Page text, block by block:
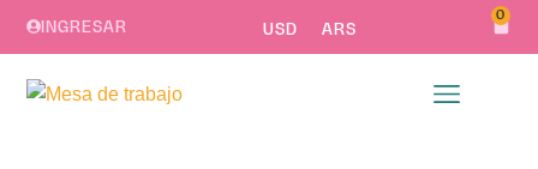
INGRESAR USD ARS 0